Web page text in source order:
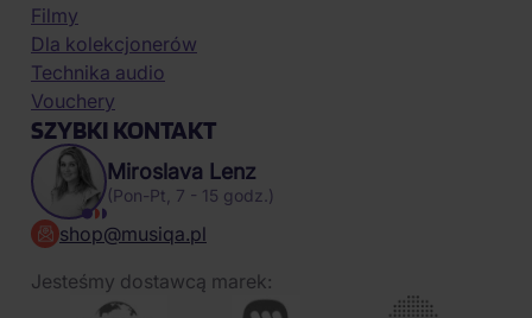
Filmy
Dla kolekcjonerów
Technika audio
Vouchery
SZYBKI KONTAKT
Miroslava Lenz
(Pon-Pt, 7 - 15 godz.)
shop@musiqa.pl
Jesteśmy dostawcą marek: